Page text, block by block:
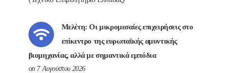
Μελέτη: Οι μικρομεσαίες επιχειρήσεις στο
επίκεντρο της ευρωπαϊκής αμυντικής
βιομηχανίας, αλλά με σημαντικά εμπόδια
on 7 Αυγούστου 2026